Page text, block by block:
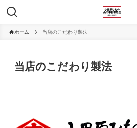
ホーム 当店のこだわり製法
当店のこだわり製法